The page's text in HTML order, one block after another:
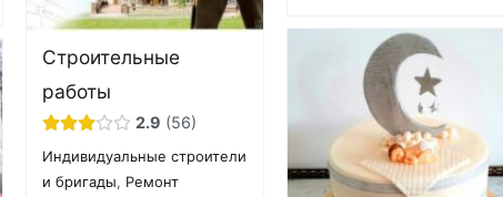
Строительные
работы
2.9 56
Индивидуальные строители
и бригады, Ремонт